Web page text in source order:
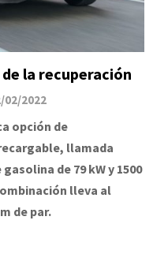
la recuperación
02/2022
opción de
llamada
de 79 kW y 1500
lleva al
de par.